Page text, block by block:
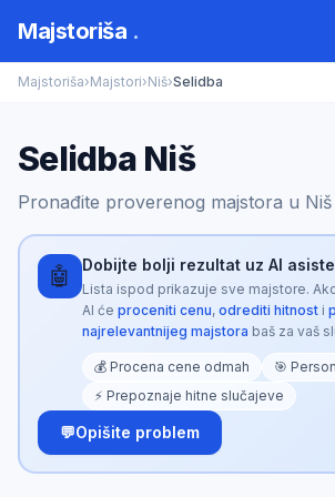
Majstoriša .
Majstoriša›Majstori›Niš›Selidba
Selidba Niš
Pronađite proverenog majstora u
🤖 Dobijte bolji rezultat uz AI
Lista ispod prikazuje sve majstore.
AI će proceniti cenu, odrediti hitnosti
najrelevantnijeg majstora baš za vaš
💰 Procena cene odmah
🎯
⚡ Prepoznaje hitne slučajeve
💬Opišite problem